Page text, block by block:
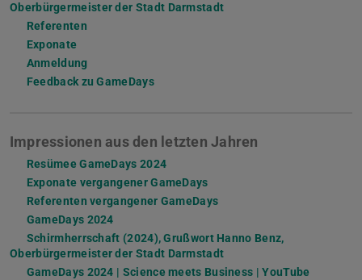
Oberbürgermeister der Stadt Darmstadt
Referenten
Exponate
Anmeldung
Feedback zu GameDays
Impressionen aus den letzten Jahren
Resümee GameDays 2024
Exponate vergangener GameDays
Referenten vergangener GameDays
GameDays 2024
Schirmherrschaft (2024), Grußwort Hanno Benz,
Oberbürgermeister der Stadt Darmstadt
GameDays 2024 | Science meets Business | YouTube